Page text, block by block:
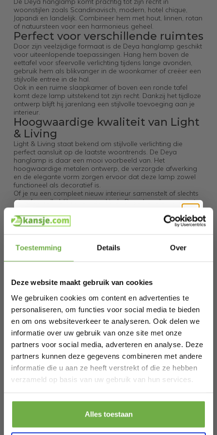
Toestemming Details Over
Deze website maakt gebruik van cookies
We gebruiken cookies om content en advertenties te
personaliseren, om functies voor social media te bieden
en om ons websiteverkeer te analyseren. Ook delen we
informatie over uw gebruik van onze site met onze
partners voor social media, adverteren en analyse. Deze
partners kunnen deze gegevens combineren met andere
informatie die u aan ze heeft verstrekt of die ze hebben
verzameld op basis van uw gebruik van hun services.
Alles toestaan
woonstijlen zoals Scandinavisch, modern, hotel chique,
Japandi en landelijk. Combineer hem met hout, linnen, rotan
of natuursteen voor een harmonieus geheel.
Perfect voor verschillende ruimtes
Door zijn veelzijdige formaat is de Deya hanglamp geschikt
voor uiteenlopende toepassingen. Hang hem boven de
eettafel voor sfeervolle verlichting tijdens lange avonden,
gebruik hem als blikvanger in de woonkamer of creëer een
stijlvolle entree in de hal.
Ook in een ruime slaapkamer of boven een ronde tafel
komt deze lamp uitstekend tot zijn recht. Dankzij het tijdloze
ontwerp blijft hij jarenlang een stijlvolle toevoeging aan je
interieur.
Hoogwaardige kwaliteit van Light
& Living
Light & Living staat bekend om stijlvolle verlichting die
perfect aansluit op de laatste woontrends. De Deya
hanglamp is daar een mooi voorbeeld van. Het
hoogwaardige metalen ontwerp, de verzorgde afwerking
en de elegante vorm zorgen ervoor dat deze lamp zowel
functioneel als decoratief is.
Of je nu een compleet nieuw interieur samenstelt of slechts
één sfeervolle blikvanger zoekt, de Deya hanglamp voegt
direct karakter en warmte toe aan iedere ruimte.
Waarom dit een goede keuze is
De Light & Living Deya hanglamp is ideaal voor iedereen
luxe uitstraling. De combinatie van een royaal formaat,
hoogwaardige metalen afwerking en een zachte
crèmekleur maakt deze lamp geschikt voor vrijwel ieder
Dankzij het tijdloze ontwerp geniet je jarenlang van
sfeervolle verlichting die zowel overdag als 's avonds een
stijlvolle toevoeging vormt aan je woning.
Productinhoud
1x Light & Living Deya hanglamp
Specificaties
Merk
Light & Living
Model
Deya
Producttype
Hanglamp
Productcode
2970443
EAN
8717807744939
Kleur
Crème / Wit
Vorm
Rond
49 cm
30 cm
Lengte
49 cm
Schrijf je in en ontvang
Bij 2dekansje.com profiteer je van
kortingen tot wel 70%.
Laat ons weten wanneer je jarig bent
Pak € 5,- korting